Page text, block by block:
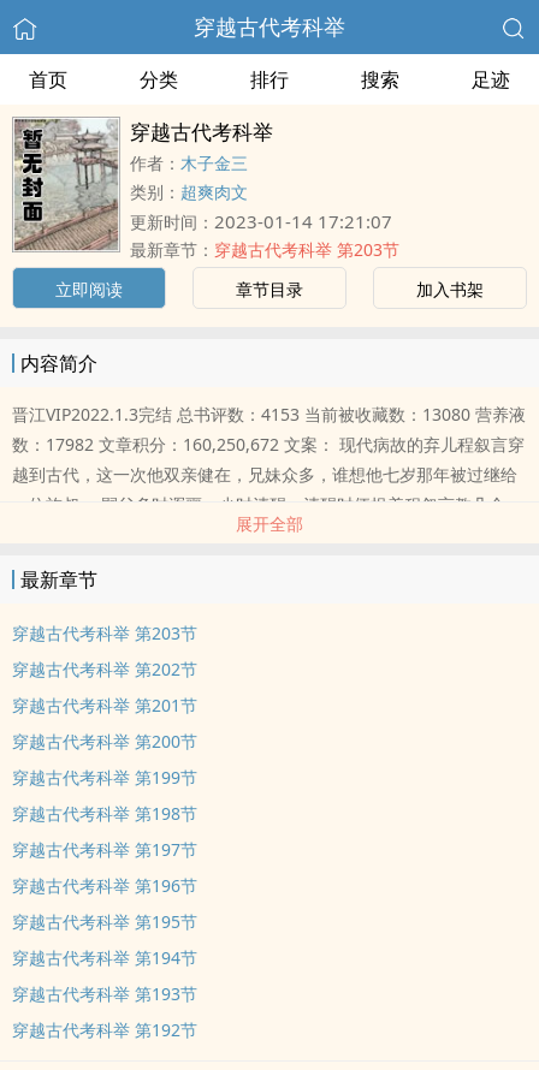
穿越古代考科举
首页 分类 排行 搜索 足迹
穿越古代考科举
作者： 木子金三
类别： 超爽肉文
更新时间： 2023-01-14 17:21:07
最新章节： 穿越古代考科举 第203节
立即阅读
章节目录 加入书架
内容简介
晋江VIP2022.1.3完结 总书评数：4153 当前被收藏数：13080 营养液
数：17982 文章积分：160,250,672 文案： 现代病故的弃儿程叙言穿
越到古代，这一次他双亲健在，兄妹众多，谁想他七岁那年被过继给
一位族叔。 嗣父多时浑噩，少时清醒，清醒时便捉着程叙言教几个
字。 叮，检测到时代文字，学习系统已激活，宿主是否使用？ 程叙言
当即应下。 最开始程叙言以为跟着系统学四书五经，走科举之路已是
极幸运的事。渐渐地，他发现他小看系统了。 口脂方子，高度烈酒制
法，反向薅学习系统羊毛。 习武习医，只要学不死，就往死里学。 数
分割线—— 注：男主言情，主线科举做官，前期男主为医嗣父头疾，
会在考中秀才后，开启万里寻医支线剧情，伴随男主求学剧情。女主
出场晚【113章出场】，感情戏较少。 再注：以62章为分割线，文章
前三分之一文风偏沉重，中期及后期文风偏轻松。 再再注：文中引用
古代经文，作者基本会在每章作话注明，偶有遗漏还请见谅。 再再再
关键字：主角：程叙言 ┃ 配角： ┃ 其它：科举穿越时空 一句话简
介：从懦弱村童成长为一代能臣 立意：努力上进，创造美好生活 作品
简评： 本文讲述了一个少年人病故后穿越到古代，经过一系列苦难他
仍然心向光明努力念书，后通过科举入仕，为官造福百姓的故事。苦
难不能磨其志，风雨中小树终成良木。 本文表达了读书给人智慧，使
而在其精神。永远不向苦难低头。故事情节跌宕起伏，精彩绝伦。
展开全部
最新章节
穿越古代考科举 第203节
穿越古代考科举 第202节
穿越古代考科举 第201节
穿越古代考科举 第200节
穿越古代考科举 第199节
穿越古代考科举 第198节
穿越古代考科举 第197节
穿越古代考科举 第196节
穿越古代考科举 第195节
穿越古代考科举 第194节
穿越古代考科举 第193节
穿越古代考科举 第192节